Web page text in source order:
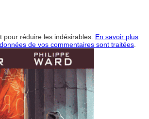
pour réduire les indésirables. En savoir plus
de vos commentaires sont traitées